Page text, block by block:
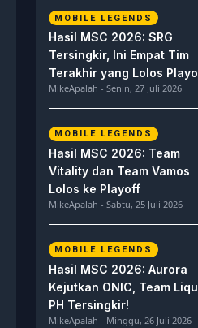
MOBILE LEGENDS
Hasil MSC 2026: SRG
Tersingkir, Ini Empat Tim
Terakhir yang Lolos
MikeApalah - Senin, 27 Juli 2026
MOBILE LEGENDS
Hasil MSC 2026: Team
Vitality dan Team Vamos
Lolos ke Playoff
MikeApalah - Sabtu, 25 Juli 2026
MOBILE LEGENDS
Hasil MSC 2026: Aurora
Kejutkan ONIC, Team
PH Tersingkir!
MikeApalah - Minggu, 26 Juli 2026